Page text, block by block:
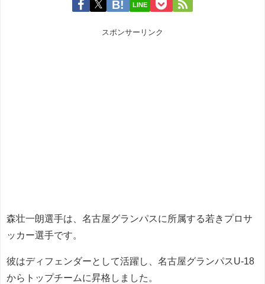
LINE
スポンサーリンク
森壮一朗選手は、名古屋グランパスに所属する若きプロサ
ッカー選手です。
彼はディフェンダーとして活躍し、名古屋グランパスU-18
からトップチームに昇格しました。